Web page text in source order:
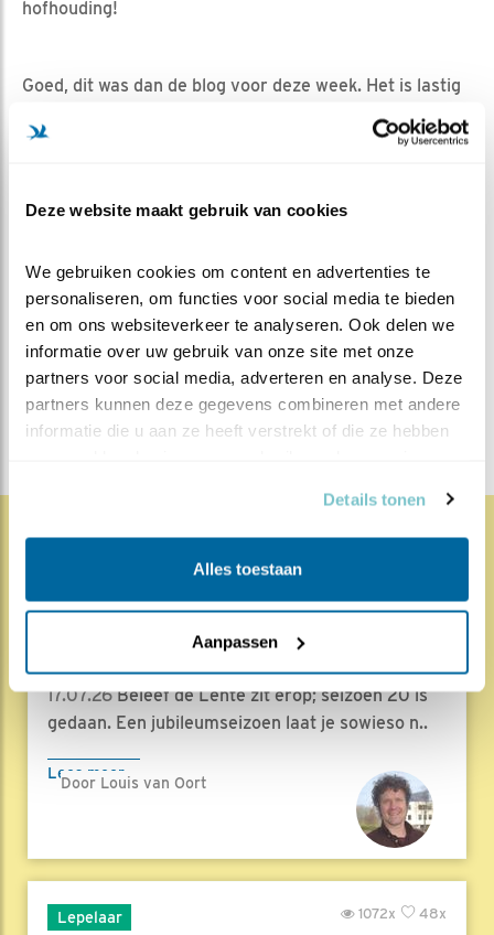
Deze website maakt gebruik van cookies
We gebruiken cookies om content en advertenties te
personaliseren, om functies voor social media te bieden
en om ons websiteverkeer te analyseren. Ook delen we
informatie over uw gebruik van onze site met onze
partners voor social media, adverteren en analyse. Deze
partners kunnen deze gegevens combineren met andere
informatie die u aan ze heeft verstrekt of die ze hebben
Details tonen
Alles toestaan
Aanpassen
hofhouding!
Goed, dit was dan de blog voor deze week. Het is lastig
Hopelijk kan u ook deze manier van schrijven
Vind ik leuk
Bewaar deze blog
MEER OVER
Lente blogs
DEEL DIT BERICHT
Herleef de Lente: de vele
17.07.26Beleef de Lente zit erop; seizoen 20 is
gedaan. Een jubileumseizoen laat je sowieso n..
Lees meer
Door Louis van Oort
Lepelaar 48x
1072x